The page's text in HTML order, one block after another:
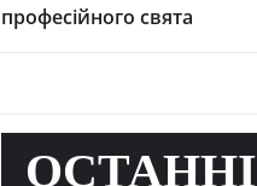
професійного свята
ОСТАННІ